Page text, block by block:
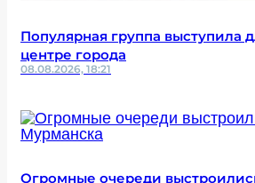
Популярная группа выступила
центре города
08.08.2026, 18:21
Огромные очереди